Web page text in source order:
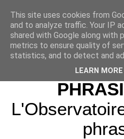
This site uses cookies from
and to analyze traffic. Your IP
shared with Google along with
metrics to ensure quality of
statistics, and to detect and
LEARN MORE